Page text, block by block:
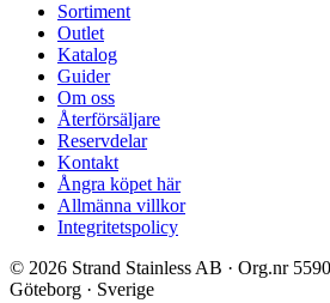
Sortiment
Outlet
Katalog
Guider
Om oss
Återförsäljare
Reservdelar
Kontakt
Ångra köpet här
Allmänna villkor
Integritetspolicy
© 2026 Strand Stainless AB · Org.nr
Göteborg · Sverige